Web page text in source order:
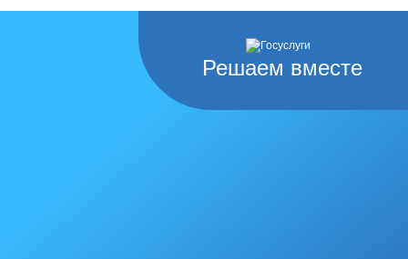
Решаем вместе